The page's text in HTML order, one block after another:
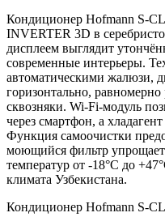
Кондиционер Hofmann S-
INVERTER 3D в
дисплеем выглядит
современные интерьеры.
автоматическими жалюзи,
горизонтально, равномерно
сквозняки. Wi-Fi-модуль
через смартфон, а
Функция самоочистки
моющийся фильтр
температур от -18°C до
климата Узбекистана.
Кондиционер Hofmann S-